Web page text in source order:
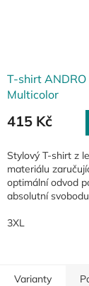
T-shirt
Multicolor
415 Kč
Stylový T-shirt z
materiálu
optimální odvod
absolutní
3XL
Varianty